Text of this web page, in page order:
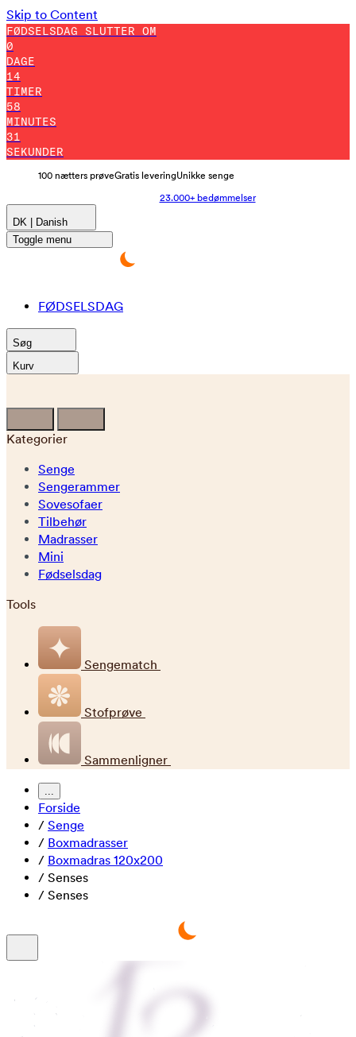
Skip to Content
FØDSELSDAG SLUTTER OM
0
DAGE
14
TIMER
58
MINUTES
24
SEKUNDER
100 nætters prøveGratis leveringUnikke senge
23.000+ bedømmelser
DK | Danish
Toggle menu
FØDSELSDAG
Søg
Kurv
Kategorier
Senge
Sengerammer
Sovesofaer
Tilbehør
Madrasser
Mini
Fødselsdag
Tools
Sengematch
Stofprøve
Sammenligner
...
Forside
/ Senge
/ Boxmadrasser
/ Boxmadras 120x200
/ Senses
/ Senses